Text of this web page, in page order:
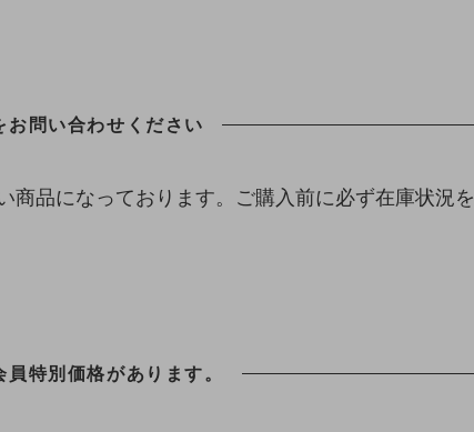
お問い合わせください
商品になっております。ご購入前に必ず在庫状況を
特別価格があります。